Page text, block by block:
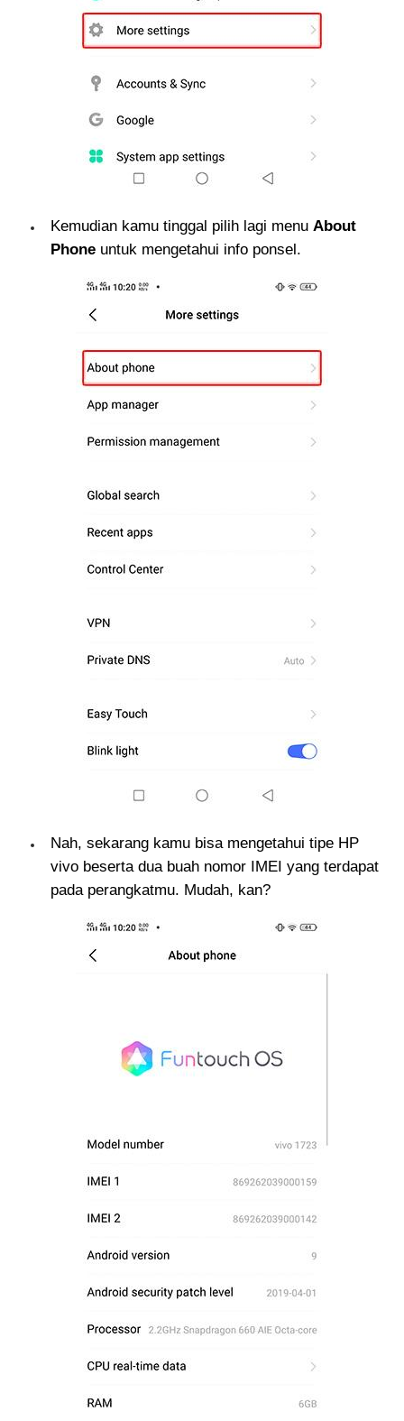
Kemudian kamu tinggal pilih lagi menu About
Phone untuk mengetahui info ponsel.
Nah, sekarang kamu bisa mengetahui tipe HP
vivo beserta dua buah nomor IMEI yang terdapat
pada perangkatmu. Mudah, kan?